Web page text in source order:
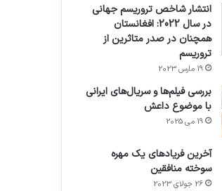
انتشار شاخص تروریسم جهانی
در سال 2022: افغانستان
همچنان در صدر متاثرین از
تروریسم
19 مارس 2023
بررسی فیلم‌ها و سریال‌های ایرانی
با موضوع داعش
19 می 2025
آخرین فریادهای یک مهره
سوخته منافقین
26 جولای 2023